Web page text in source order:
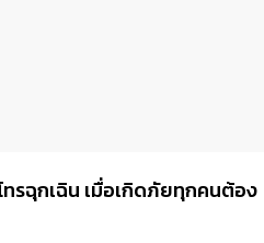
ทรฉุกเฉิน เมื่อเกิดภัยทุกคนต้อง